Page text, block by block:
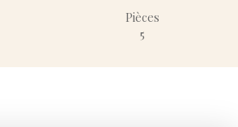
Pièces
5